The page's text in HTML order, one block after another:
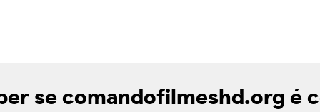
se comandofilmeshd.org é